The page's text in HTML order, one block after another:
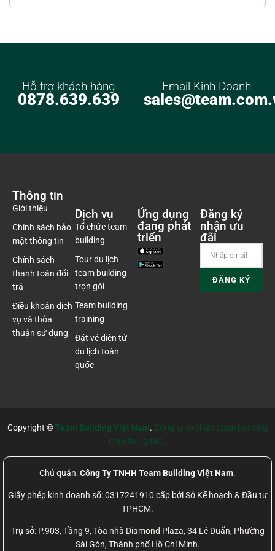
Hỗ trợ khách hàng
0878.639.639
Email Kinh Doanh
Thông tin
Giới thiệu
Chính sách bảo
mật thông tin
Chính sách
thanh toán đổi
trả
Điều khoản dịch
vụ và thỏa
thuận sử dụng
Dịch vụ
Tổ chức team
building
Tour du lịch
team building
trọn gói
Team building
training
Đặt vé điện tử
du lịch toàn
quốc
Ứng dụng
đang phát
triển
Đăng ký
nhận ưu
đãi
Copyright ©Team Building Việt Nam. Công ty tổ chức team building
chuyên nghiệp.
Chủ quản:Công Ty TNHH Team Building Việt Nam.
Giấy phép kinh doanh số: 0317241910 cấp bởi Sở Kế hoạch & Đầu tư
TPHCM.
Trụ sở: P.903, Tầng 9, Tòa nhà Diamond Plaza, 34 Lê Duẩn, Phường
Sài Gòn, Thành phố Hồ Chí Minh.